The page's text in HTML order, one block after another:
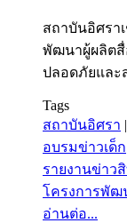
สถาบันอิศรา
พัฒนาผู้ผลิตสื่
ปลอดภัยและ
Tags
สถาบันอิศรา |
อบรมข่าวเด็ก
รายงานข่าว
โครงการพั
อ่านต่อ...